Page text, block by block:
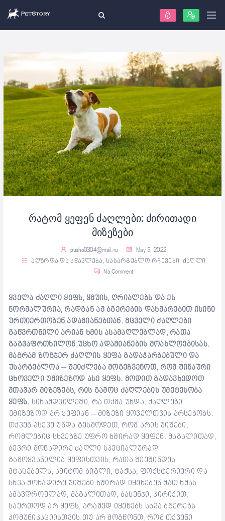
რატომ ყეფენ ძაღლები: ძირითადი
მიზეზები
pusho0304@mail.ru
May 5, 2022
აღზრდა და სწავლება , სასარგებლო რჩევები, ძაღლი
No Comment
ყველა ძაღლი ყეფს, ყმუის, ღრიალებს და ეს
ნორმალურია, რადგან ამ ბგერების დახმარებით ისინი
ურთიერთობენ ადამიანებთან. მცველი ძაღლები
გაწვრთნილი არიან ხმის ასამაღლებლად, რათა
გაგვაფრთხილონ უცხო ადამიანების მოახლოებისას.
მაგრამ ზოგჯერ ძაღლის ყეფა გადაჭარბებული და
უსარგებლოა – შეიძლება მოგეჩვენოთ, რომ შინაური
ცხოველი უმიზეზოდ ასე ყეფს. მოდით გადავხედოთ
მთავარ მიზეზებს, რის გამოც ძაღლების უმეტესობა
ყეფს. სინამდვილეში, რა თქმა უნდა, ძაღლები
უმიზეზოდ არ ყეფიან – მიზეზი ყოველთვის არსებობს.
თქვენ ასევე უნდა გესმოდეთ, რომ არის ჯიშები,
რომლებიც სხვებზე უფრო ხშირად ყეფენ. მაგალითად,
ბევრი მონადირე ძაღლი სპეციალურად
გამოყვანილია ყეფისთვის, რათა შეეშინდეს
მტაცებელს, ამიტომ ბიგლი, ტაქსა, ფოქსტერიერი და
სხვა მონადირე ჯიშები ხშირად იყენებენ მათ ხმას.
ამავდროულად, მაგალითად, ბასენჯი, პირიქით,
საერთოდ არ ყეფს, არამედ იყენებს სხვა ბგერებს
კომუნიკაციისთვის.თუ არ მოგწონთ, რომ თქვენი